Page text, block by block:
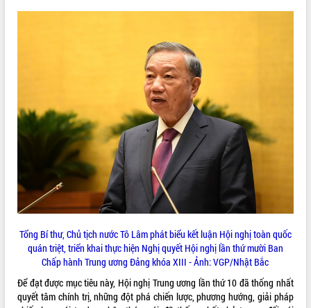
Hội thảo khoa học “Giải pháp thúc đẩy
công tác cải cách thủ tục hành chính
tại Trung tâm Phục vụ hành chính
công tỉnh
Đắk Lắk: Tôn vinh 46 giải pháp tại Hội
thi Sáng tạo Kỹ thuật 2024 - 2025
Đắk Lắk rà soát, điều chỉnh Đề án 190
về phát triển nuôi trồng thủy sản
Trương Công Thái kiểm tra thực địa
Dự án cao tốc Khánh Hòa - Buôn Ma
Định vị cà phê Việt Nam như một “di
sản sống” trong dòng chảy toàn cầu
Tổng Bí thư, Chủ tịch nước Tô Lâm phát biểu kết luận Hội nghị toàn quốc
quán triệt, triển khai thực hiện Nghị quyết Hội nghị lần thứ mười Ban
Chấp hành Trung ương Đảng khóa XIII - Ảnh: VGP/Nhật Bắc
Để đạt được mục tiêu này, Hội nghị Trung ương lần thứ 10 đã thống nhất
quyết tâm chính trị, những đột phá chiến lược, phương hướng, giải pháp